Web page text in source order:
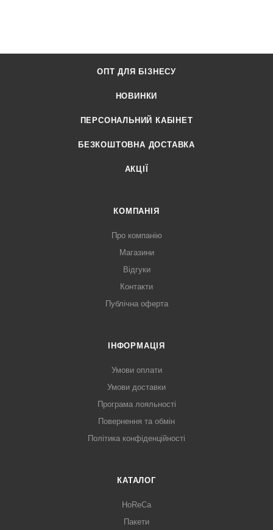
ОПТ ДЛЯ БІЗНЕСУ
НОВИНКИ
ПЕРСОНАЛЬНИЙ КАБІНЕТ
БЕЗКОШТОВНА ДОСТАВКА
АКЦІЇ
КОМПАНІЯ
Про компанію
Магазини
Відгуки
Контакти
Публічна оферта
ІНФОРМАЦІЯ
Умови оплати
Умови доставки
Програма лояльності
Повернення та обмін
Політика конфіденційності
КАТАЛОГ
HoReCa
Пакети